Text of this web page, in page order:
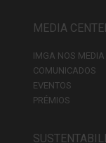
MEDIA
IMGA NOS MEDIA
COMUNICADOS
EVENTOS
PRÉMIOS